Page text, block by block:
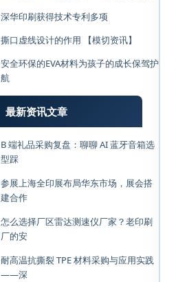
深华印刷获得技术专利多项
撕口虚线设计的作用 【模切资讯】
安全环保的EVA材料为孩子的成长保驾护
航
最新资讯文章
B 端礼品采购复盘：聊聊 AI 蓝牙音箱选
型踩
参展上海全印展布局华东市场，展会搭
建合作
怎么选择厂区雷达测速仪厂家？老印刷
厂的安
耐高温抗撕裂 TPE 材料采购与应用实践
——深